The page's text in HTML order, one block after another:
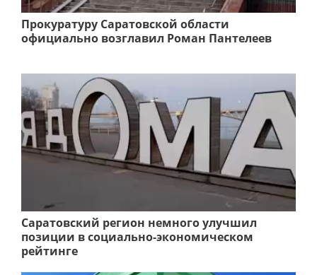
Прокуратуру Саратовской области
официально возглавил Роман Пантелеев
Саратовский регион немного улучшил
позиции в социально-экономическом
рейтинге